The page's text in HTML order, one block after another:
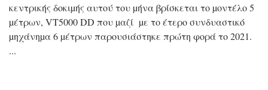
κεντρικής δοκιµής αυτού του µήνα βρίσκεται το µοντέλο 5
µέτρων, VT5000 DD που µαζί µε το έτερο συνδυαστικό
µηχάνηµα 6 µέτρων παρουσιάστηκε πρώτη φορά το 2021.